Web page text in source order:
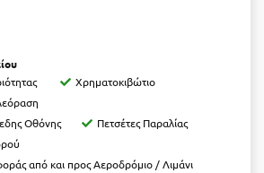
Χρηματοκιβώτιο
Οθόνης
Πετσέτες Παραλίας
από και προς Αεροδρόμιο / Λιμάνι